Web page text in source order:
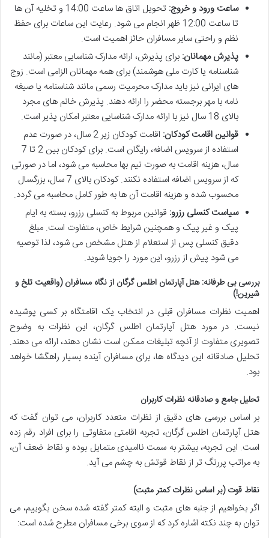
ساعت ورود و خروج:
تحویل اتاق ها ساعت 14:00 و تخلیه آن ها
تا ساعت 12:00 ظهر انجام می شود. رعایت این ساعات برای حفظ
نظم و راحتی سایر مسافران حائز اهمیت است.
پذیرش مهمانان: برای پذیرش، ارائه مدارک شناسایی معتبر (مانند
شناسنامه یا کارت ملی هوشمند) برای همه مهمانان الزامی است. زوج
های ایرانی نیز باید مدارک محرمیت رسمی مانند شناسنامه یا صیغه
نامه با مهر برجسته محضر را ارائه دهند. پذیرش خانم های مجرد
بالای 18 سال نیز با ارائه مدارک شناسایی معتبر امکان پذیر است.
قوانین اقامت کودکان:
اقامت کودکان زیر 2 سال، در صورت عدم
استفاده از سرویس اضافه، رایگان است. برای کودکان بین 2 تا 7
سال، هزینه اقامت به صورت نیم بها محاسبه می شود، اما در صورتی
که از سرویس اضافه استفاده نکنند. کودکان بالای 7 سال، بزرگسال
محسوب شده و هزینه اقامت آن ها به طور کامل محاسبه می گردد.
سیاست کنسلی رزرو: قوانین مربوط به کنسلی رزرو، بسته به ایام
پیک و غیر پیک و همچنین شرایط خاص، متفاوت است. مبلغ
دقیق کنسلی پس از استعلام از هتل مشخص می شود، لذا توصیه
می شود پیش از رزرو، این مورد را جویا شوید.
بررسی بی طرفانه: هتل آپارتمان اطلس گرگان از نگاه مسافران (واقعیت تلخ و
شیرین!)
اهمیت نظرات مسافران قبلی در انتخاب یک اقامتگاه بر کسی پوشیده
نیست. در مورد هتل آپارتمان اطلس گرگان، این نظرات به وضوح
تصویری متفاوت از آنچه تبلیغات ممکن است نشان دهند، ارائه می دهند.
تحلیل صادقانه این دیدگاه ها، برای مسافران آینده بسیار راهگشا خواهد
بود.
تحلیل جامع و صادقانه نظرات کاربران
بر اساس بررسی های دقیق از نظرات متعدد کاربران، می توان گفت که
هتل آپارتمان اطلس گرگان، تجربه اقامتی متفاوتی را برای افراد رقم زده
است. این تجربه، بیشتر به سمت ناامیدی متمایل بوده و نقاط ضعف آن،
به مراتب پررنگ تر از نقاط قوتش به چشم می آید.
نقاط قوت (بر اساس نظرات کمتر مثبت)
اگر بخواهیم از جنبه های مثبت و البته کمتر گفته شده سخن بگوییم، می
توان به چند نکته اشاره کرد که از سوی برخی مسافران مطرح شده است: